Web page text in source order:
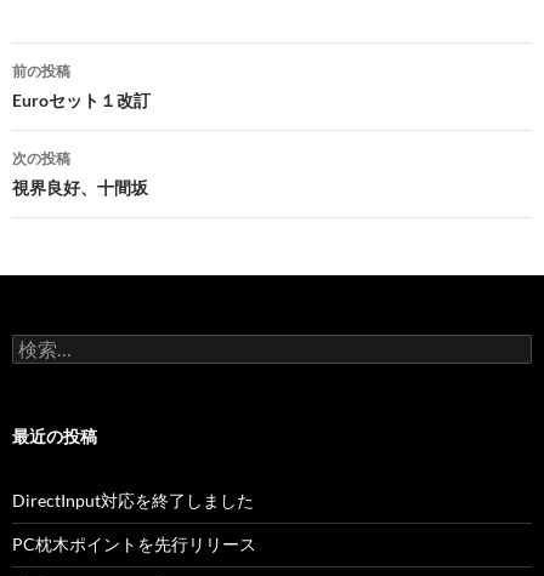
投
稿
ナ
ビ
ゲ
ー
ョ
前の投稿
Euroセット１改訂
次の投稿
視界良好、十間坂
検
索:
最近の投稿
DirectInput対応を終了しました
PC枕木ポイントを先行リリース